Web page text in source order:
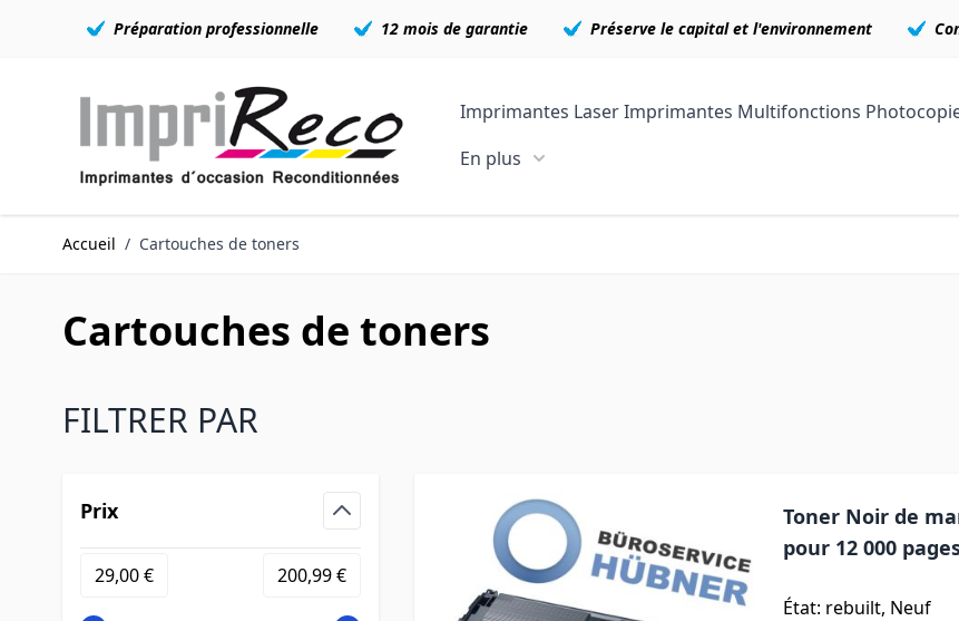
Préparation professionnelle 12 mois de garantie Préserve le capital et l'environnement
Imprimantes LaserImprimantes Multifonctions
En plus
Accueil / Cartouches de toners
Cartouches de toners
FILTRER PAR
Prix
filter
Minimum value
29,00 € Valeur maximale
200,99 €
Toner Noir de
pour 12 000
État: rebuilt, Neuf